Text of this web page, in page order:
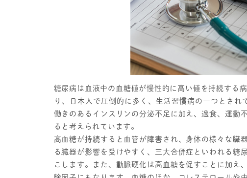
糖尿病は血液中の血糖値が慢性的に高い値を持続する
り、日本人で圧倒的に多く、生活習慣病の一つとさ
働きのあるインスリンの分泌不足に加え、過食、運動
ると考えられています。
高血糖が持続すると血管が障害され、身体の様々な臓
る臓器が影響を受けやすく、三大合併症といわれる糖
こします。また、動脈硬化は高血糖を促すことに加え